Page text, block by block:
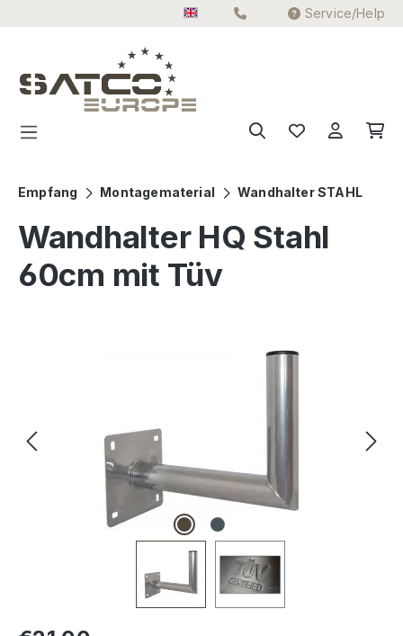
Service/Help
Empfang Montagematerial Wandhalter STAHL
Wandhalter HQ Stahl
60cm mit Tüv